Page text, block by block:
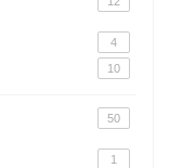
4
10
50
1